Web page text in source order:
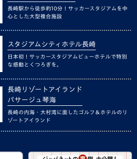
長崎駅から徒歩約10分！サッカースタジアムを中
心とした大型複合施設
スタジアムシティホテル長崎
日本初！サッカースタジアムビューホテルで特別
な感動とくつろぎを。
長崎リゾートアイランド
パサージュ琴海
長崎の内海・大村湾に面したゴルフ＆ホテルのリ
ゾートアイランド